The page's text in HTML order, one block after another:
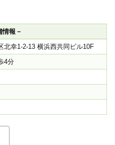
情報－
北幸1-2-13 横浜西共同ビル10F
4分